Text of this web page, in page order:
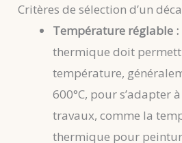
Critères de sélection d’un
Température réglable :
thermique doit
température,
600°C, pour s’adapter
travaux, comme la
thermique pour